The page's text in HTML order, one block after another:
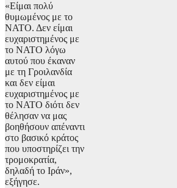
«Είμαι πολύ
θυμωμένος με το
ΝΑΤΟ. Δεν είμαι
ευχαριστημένος με
το ΝΑΤΟ λόγω
αυτού που έκαναν
με τη Γροιλανδία
και δεν είμαι
ευχαριστημένος με
το ΝΑΤΟ διότι δεν
θέλησαν να μας
βοηθήσουν απέναντι
στο βασικό κράτος
που υποστηρίζει την
τρομοκρατία,
δηλαδή το Ιράν»,
εξήγησε.